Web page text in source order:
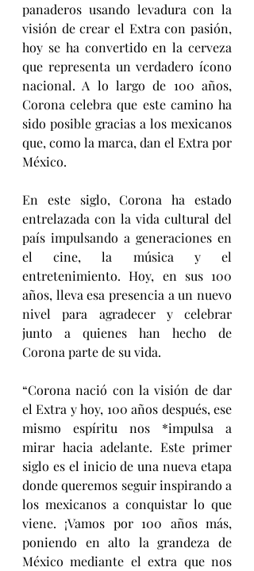
panaderos usando levadura con la
visión de crear el Extra con pasión,
hoy se ha convertido en la cerveza
que representa un verdadero ícono
nacional. A lo largo de 100 años,
Corona celebra que este camino ha
sido posible gracias a los mexicanos
que, como la marca, dan el Extra por
México.
En este siglo, Corona ha estado
entrelazada con la vida cultural del
país impulsando a generaciones en
el cine, la música y el
entretenimiento. Hoy, en sus 100
años, lleva esa presencia a un nuevo
nivel para agradecer y celebrar
junto a quienes han hecho de
Corona parte de su vida.
“Corona nació con la visión de dar
el Extra y hoy, 100 años después, ese
mismo espíritu nos *impulsa a
mirar hacia adelante. Este primer
siglo es el inicio de una nueva etapa
donde queremos seguir inspirando a
los mexicanos a conquistar lo que
viene. ¡Vamos por 100 años más,
poniendo en alto la grandeza de
México mediante el extra que nos